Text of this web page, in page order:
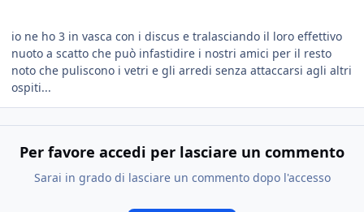
io ne ho 3 in vasca con i discus e tralasciando il loro effettivo
nuoto a scatto che può infastidire i nostri amici per il resto
noto che puliscono i vetri e gli arredi senza attaccarsi agli altri
ospiti...
Per favore accedi per lasciare un commento
Sarai in grado di lasciare un commento dopo l'accesso